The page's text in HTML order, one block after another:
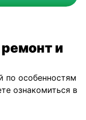
по особенностям
ознакомиться в